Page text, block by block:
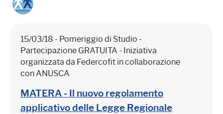
15/03/18 - Pomeriggio di Studio -
Partecipazione GRATUITA - Iniziativa
organizzata da Federcofit in collaborazione
con ANUSCA
MATERA - Il nuovo regolamento
applicativo delle Legge Regionale